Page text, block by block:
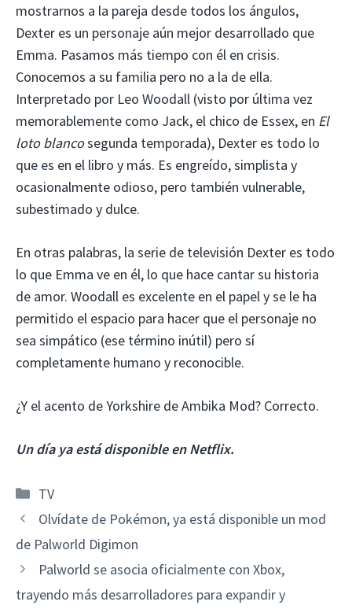
mostrarnos a la pareja desde todos los ángulos,
Dexter es un personaje aún mejor desarrollado que
Emma. Pasamos más tiempo con él en crisis.
Conocemos a su familia pero no a la de ella.
Interpretado por Leo Woodall (visto por última vez
memorablemente como Jack, el chico de Essex, en El
loto blancosegunda temporada), Dexter es todo lo
que es en el libro y más. Es engreído, simplista y
ocasionalmente odioso, pero también vulnerable,
subestimado y dulce.
En otras palabras, la serie de televisión Dexter es todo
lo que Emma ve en él, lo que hace cantar su historia
de amor. Woodall es excelente en el papel y se le ha
permitido el espacio para hacer que el personaje no
sea simpático (ese término inútil) pero sí
completamente humano y reconocible.
¿Y el acento de Yorkshire de Ambika Mod? Correcto.
Un día ya está disponible en Netflix.
Categorías
TV
Olvídate de Pokémon, ya está disponible un mod
de Palworld Digimon
Palworld se asocia oficialmente con Xbox,
trayendo más desarrolladores para expandir y